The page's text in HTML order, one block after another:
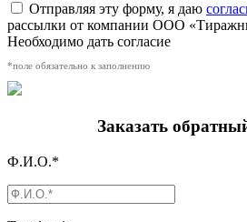
Отправляя эту форму, я даю
рассылки от компании ООО
Необходимо дать согласие
*поле обязательно к заполнению
Заказать
Ф.И.О.*